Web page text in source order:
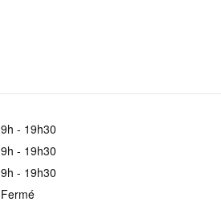
9h - 19h30
9h - 19h30
9h - 19h30
Fermé